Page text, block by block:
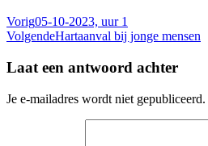
Vorig05-10-2023, uur 1
VolgendeHartaanval bij jonge mensen
Laat een antwoord achter
Je e-mailadres wordt niet gepubliceerd.